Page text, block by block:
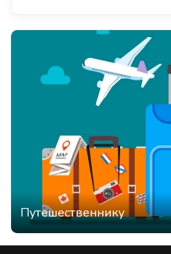
Путешественнику